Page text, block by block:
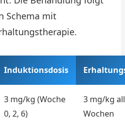
Schema mit
Induktionsdosis
3 mg/kg (Woche
0, 2, 6)
3 mg/kg
Wochen